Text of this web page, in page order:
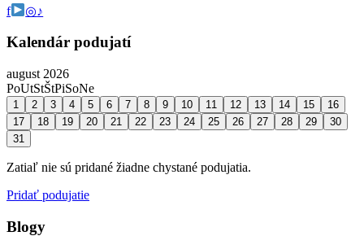
f ◎♪
Kalendár podujatí
august 2026
PoUtStŠtPiSoNe
1 2 3 4 5 6 7 8 9 10 11 12 13 14 15
16
17
18 19 20 21 22 23 24 25 26 27 28 29
30
31
Zatiaľ nie sú pridané žiadne chystané podujatia.
Pridať podujatie
Blogy